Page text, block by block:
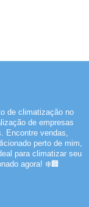
de climatização no
de empresas
Encontre vendas,
perto de mim,
para climatizar seu
agora! ❄️🏢